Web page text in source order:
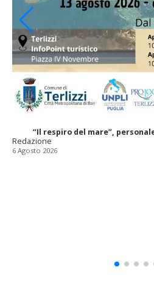
“Il respiro del mare”,
Redazione
6 Agosto 2026